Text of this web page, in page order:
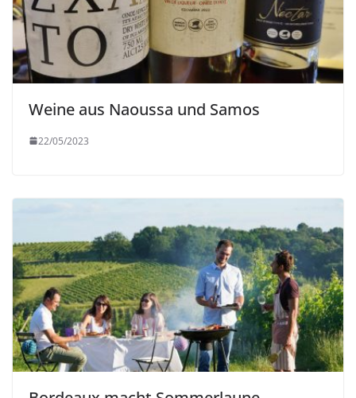
Weine aus Naoussa und Samos
22/05/2023